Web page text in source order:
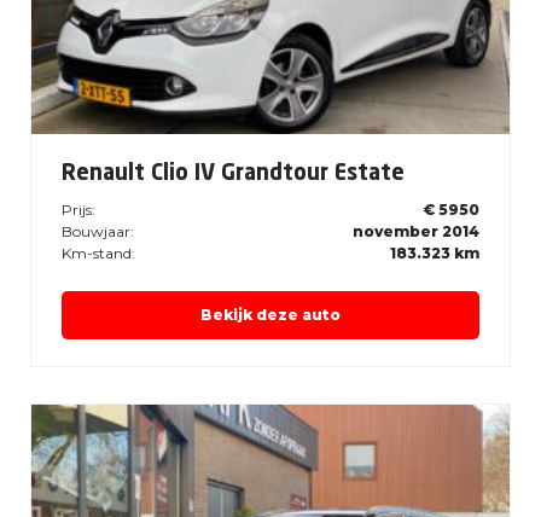
Renault Clio IV Grandtour Estate
Prijs:
€ 5950
Bouwjaar:
november 2014
Km-stand:
183.323 km
Bekijk deze auto